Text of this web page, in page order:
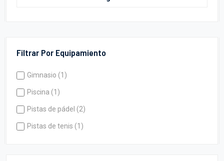
Filtrar Por Equipamiento
Gimnasio (1)
Piscina (1)
Pistas de pádel (2)
Pistas de tenis (1)